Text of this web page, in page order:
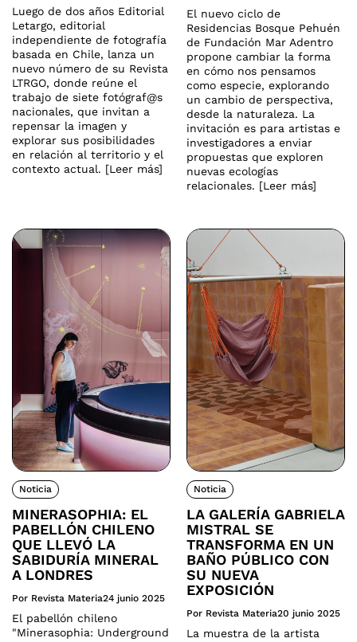
Luego de dos años Editorial
Letargo, editorial
independiente de fotografía
basada en Chile, lanza un
nuevo número de su Revista
LTRGO, donde reúne el
trabajo de siete fotógraf@s
nacionales, que invitan a
repensar la imagen y
explorar sus posibilidades
en relación al territorio y el
contexto actual. [Leer más]
El nuevo ciclo de
Residencias Bosque Pehuén
de Fundación Mar Adentro
propone cambiar la forma
en cómo nos pensamos
como especie, explorando
un cambio de perspectiva,
desde la naturaleza. La
invitación es para artistas e
investigadores a enviar
propuestas que exploren
nuevas ecologías
relacionales. [Leer más]
Noticia
MINERASOPHIA: EL
PABELLÓN CHILENO
QUE LLEVÓ LA
SABIDURÍA MINERAL
A LONDRES
Por Revista Materia24 junio 2025
El pabellón chileno
"Minerasophia: Underground
Noticia
LA GALERÍA GABRIELA
MISTRAL SE
TRANSFORMA EN UN
BAÑO PÚBLICO CON
SU NUEVA
EXPOSICIÓN
Por Revista Materia20 junio 2025
La muestra de la artista